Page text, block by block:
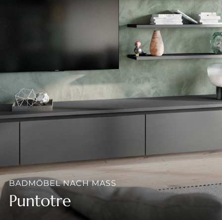
--
BADMÖBEL NACH MASS
Puntotre